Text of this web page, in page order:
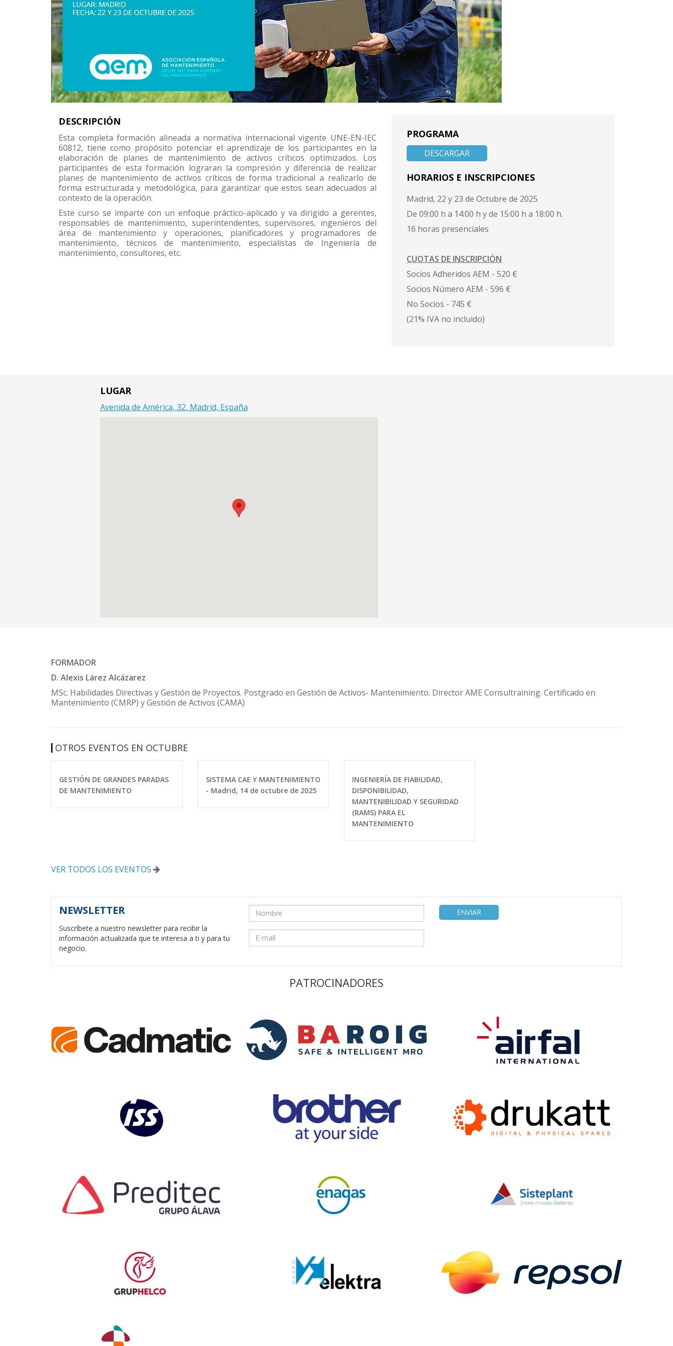
DESCRIPCIÓN
Esta completa formación alineada a normativa internacional vigente UNE-EN-IEC
60812, tiene como propósito potenciar el aprendizaje de los participantes en la
elaboración de planes de mantenimiento de activos críticos optimizados. Los
participantes de esta formación lograran la compresión y diferencia de realizar
planes de mantenimiento de activos críticos de forma tradicional a realizarlo de
forma estructurada y metodológica, para garantizar que estos sean adecuados al
contexto de la operación.
Este curso se imparte con un enfoque práctico-aplicado y va dirigido a gerentes,
responsables de mantenimiento, superintendentes, supervisores, ingenieros del
área de mantenimiento y operaciones, planificadores y programadores de
mantenimiento, técnicos de mantenimiento, especialistas de Ingeniería de
mantenimiento, consultores, etc.
PROGRAMA
DESCARGAR
HORARIOS E INSCRIPCIONES
Madrid, 22 y 23 de Octubre de 2025
De 09:00 h a 14:00 h y de 15:00 h a 18:00 h.
16 horas presenciales
CUOTAS DE INSCRIPCIÓN
Socios Adheridos AEM - 520 €
Socios Número AEM - 596 €
No Socios - 745 €
(21% IVA no incluido)
LUGAR
Avenida de América, 32, Madrid, España
FORMADOR
D. Alexis Lárez Alcázarez
MSc. Habilidades Directivas y Gestión de Proyectos. Postgrado en Gestión de Activos- Mantenimiento. Director AME Consultraining. Certificado en
Mantenimiento (CMRP) y Gestión de Activos (CAMA)
OTROS EVENTOS EN OCTUBRE
GESTIÓN DE GRANDES PARADAS
DE MANTENIMIENTO
SISTEMA CAE Y MANTENIMIENTO
- Madrid, 14 de octubre de 2025
INGENIERÍA DE FIABILIDAD,
DISPONIBILIDAD,
MANTENIBILIDAD Y SEGURIDAD
(RAMS) PARA EL
MANTENIMIENTO
VER TODOS LOS EVENTOS
NEWSLETTER
Suscríbete a nuestro newsletter para recibir la
información actualizada que te interesa a ti y para tu
negocio.
ENVIAR
PATROCINADORES